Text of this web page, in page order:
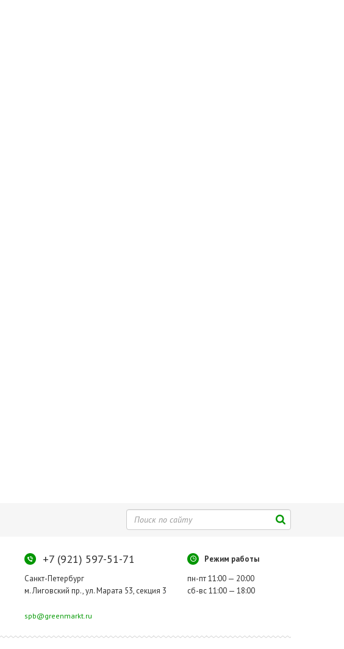
+7 (921) 597-51-71
Санкт-Петербург
м. Лиговский пр., ул. Марата 53, секция 3
spb@greenmarkt.ru
Режим работы
пн-пт 11:00 — 20:00
сб-вс 11:00 — 18:00